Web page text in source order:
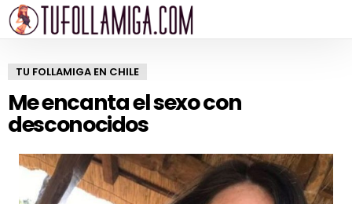
TU FOLLAMIGA EN CHILE
Me encanta el sexo con
desconocidos